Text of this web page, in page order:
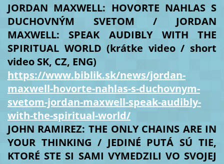
JORDAN MAXWELL: HOVORTE NAHLAS S
DUCHOVNÝM SVETOM / JORDAN
MAXWELL: SPEAK AUDIBLY WITH THE
SPIRITUAL WORLD (krátke video / short
video SK, CZ, ENG)
https://www.biblik.sk/news/jordan-
maxwell-hovorte-nahlas-s-duchovnym-
svetom-jordan-maxwell-speak-audibly-
with-the-spiritual-world/
JOHN RAMIREZ: THE ONLY CHAINS ARE IN
YOUR THINKING / JEDINÉ PUTÁ SÚ TIE,
KTORÉ STE SI SAMI VYMEDZILI VO SVOJEJ